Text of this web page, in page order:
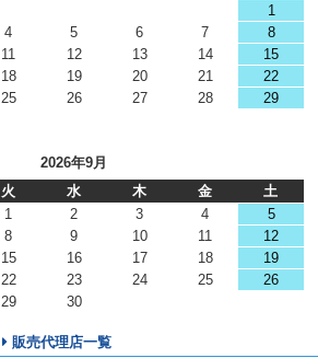
1
4 5 6 7
8
11 12 13 14
15
18 19 20 21
22
25 26 27 28
29
2026年9月
火 水 木 金
土
1
2 3 4
5
8 9 10 11
12
15 16 17 18
19
22 23 24 25
26
29 30
販売代理店一覧